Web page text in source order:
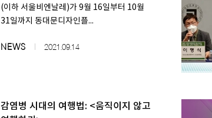
(이하 서울비엔날레)가 9월 16일부터 10월
31일까지 동대문디자인플...
NEWS 2021.09.14
감염병 시대의 여행법: <​움직이지 않고